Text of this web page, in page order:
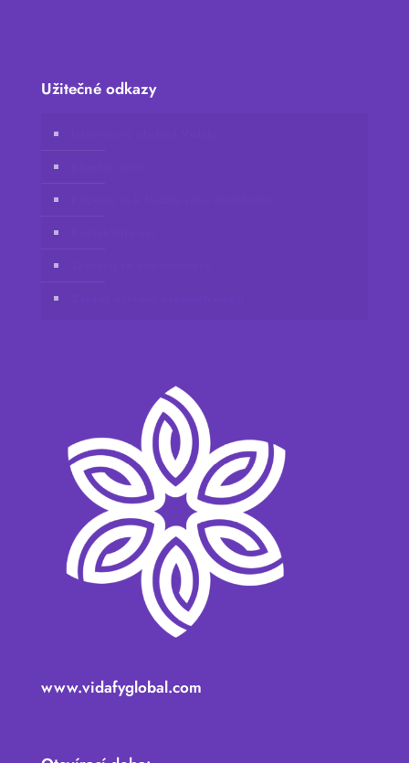
Užitečné odkazy
www.vidafyglobal.com